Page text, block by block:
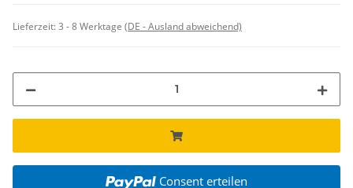
Lieferzeit:3 - 8 Werktage (DE - Ausland abweichend)
Consent erteilen